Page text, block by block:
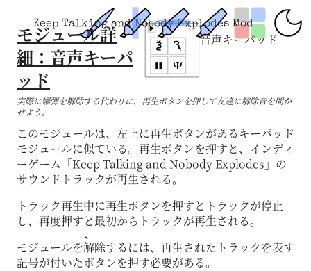
Keep Talking and Nobody Explodes Mod
音声キーパッド
モジュール詳
細：音声キーパ
ッド
実際に爆弾を解除する代わりに、再生ボタンを押して友達に解除音を聞か
せよう。
このモジュールは、左上に再生ボタンがあるキーパッド
モジュールに似ている。再生ボタンを押すと、インディ
ーゲーム「Keep Talking and Nobody Explodes」の
サウンドトラックが再生される。
トラック再生中に再生ボタンを押すとトラックが停止
し、再度押すと最初からトラックが再生される。
モジュールを解除するには、再生されたトラックを表す
記号が付いたボタンを押す必要がある。